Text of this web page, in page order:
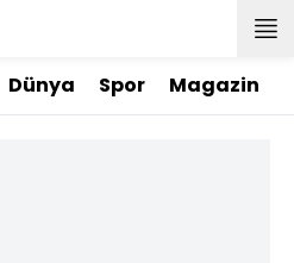
Dünya Spor Magazin